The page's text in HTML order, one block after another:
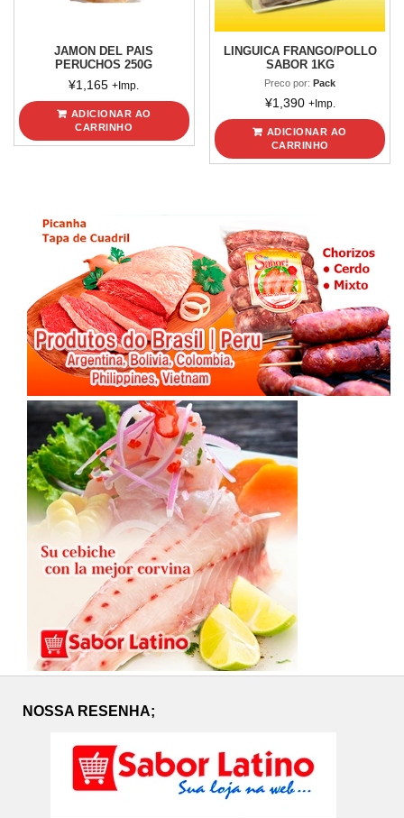
JAMON DEL PAIS
PERUCHOS 250G
¥1,165 +Imp.
ADICIONAR AO
CARRINHO
LINGUICA FRANGO/POLLO
SABOR 1KG
Preco por:Pack
¥1,390 +Imp.
ADICIONAR AO
CARRINHO
NOSSA RESENHA;